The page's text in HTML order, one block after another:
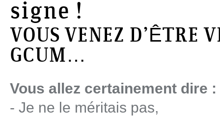
signe !
VOUS VENEZ D’ÊTRE
GCUM…
Vous allez certainement dire :
- Je ne le méritais pas,